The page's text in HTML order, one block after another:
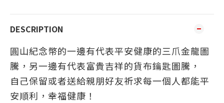
DESCRIPTION
圓山紀念幣的一邊有代表平安健康的三爪金龍圖
騰，另一邊有代表富貴吉祥的貨布鑰匙圖騰，
自己保留或者送給親朋好友祈求每一個人都能平
安順利，幸福健康！